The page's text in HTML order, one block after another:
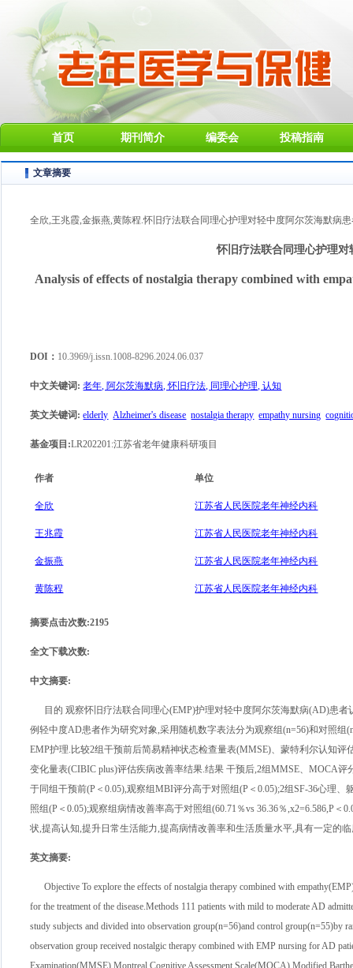
首页 期刊简介 编委会 投稿指南
文章摘要
全欣,王兆霞,金振燕,黄陈程.怀旧疗法联合同理心护理对轻中度阿尔茨海默病
怀旧疗法联合同理心护理
Analysis of effects of nostalgia therapy combined with
DOI： 10.3969/j.issn.1008-8296.2024.06.037
中文关键词 : 老年, 阿尔茨海默病, 怀旧疗法, 同理心护理, 认知
英文关键词 : elderly Alzheimer's disease nostalgia therapy empathy nursing
基金项目 :LR202201:江苏省老年健康科研项目
作者 单位
全欣 江苏省人民医院老年神经内科
王兆霞 江苏省人民医院老年神经内科
金振燕 江苏省人民医院老年神经内科
黄陈程 江苏省人民医院老年神经内科
摘要点击次数:2195
全文下载次数:
中文摘要:
目的 观察怀旧疗法联合同理心(EMP)护理对轻中度阿尔茨海默病(AD)患
例轻中度AD患者作为研究对象,采用随机数字表法分为观察组(n=56)和对照
EMP护理.比较2组干预前后简易精神状态检查量表(MMSE)、蒙特利尔认知
变化量表(CIBIC plus)评估疾病改善率结果.结果 干预后,2组MMSE、MOCA
于同组干预前(P＜0.05),观察组MBI评分高于对照组(P＜0.05);2组SF-36心理
照组(P＜0.05);观察组病情改善率高于对照组(60.71％vs 36.36％,x2=6.586,P
状,提高认知,提升日常生活能力,提高病情改善率和生活质量水平,具有一定的
英文摘要:
Objective To explore the effects of nostalgia therapy combined with
for the treatment of the disease.Methods 111 patients with mild to moderate AD
study subjects and divided into observation group(n=56)and control group(n=55)by
observation group received nostalgic therapy combined with EMP nursing for AD
Examination(MMSE),Montreal Cognitive Assessment Scale(MOCA),Modified